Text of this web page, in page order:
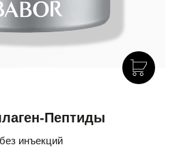
Пептиды
инъекций